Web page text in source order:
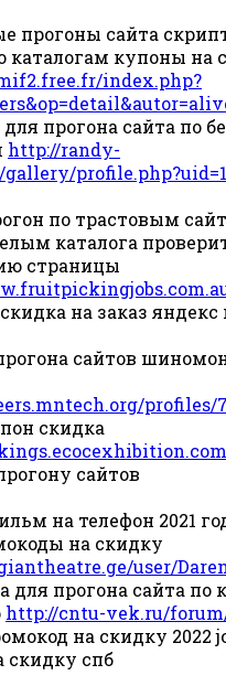
прогоны сайта
каталогам купоны на
index.php?
прогона сайта по
http://randy-
по трастовым
каталога
страницы
на заказ яндекс
сайтов
profiles/
скидка
сайтов
на телефон 2021
на скидку
user/
для прогона сайта по
http://cntu-vek.ru/
на скидку 2022
скидку спб